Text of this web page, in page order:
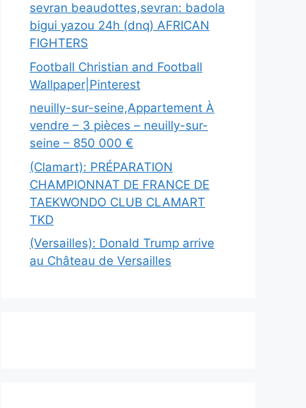
sevran beaudottes,sevran: badola
bigui yazou 24h (dnq) AFRICAN
FIGHTERS
Football Christian and Football
Wallpaper|Pinterest
neuilly-sur-seine,Appartement À
vendre – 3 pièces – neuilly-sur-
seine – 850 000 €
(Clamart): PRÉPARATION
CHAMPIONNAT DE FRANCE DE
TAEKWONDO CLUB CLAMART
TKD
(Versailles): Donald Trump arrive
au Château de Versailles